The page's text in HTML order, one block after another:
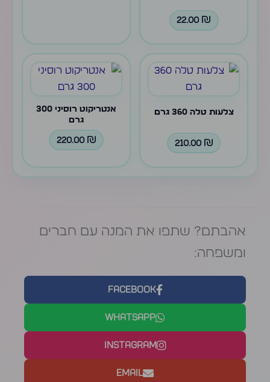
22.00 ₪
צלעות טלה 360 גרם
210.00 ₪
אנטריקוט רוסיני 300
גרם
220.00 ₪
אהבתם? שתפו את המנה עם חברים
ומשפחה:
Facebook
WhatsApp
Instagram
Email